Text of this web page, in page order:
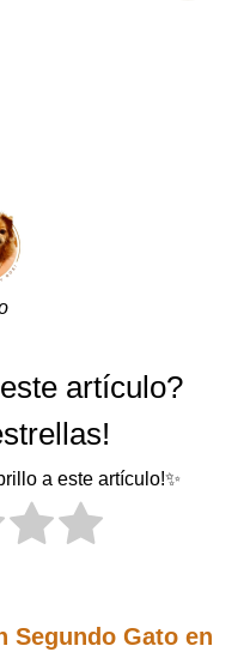
artículo?
a este artículo!✨
Segundo Gato en